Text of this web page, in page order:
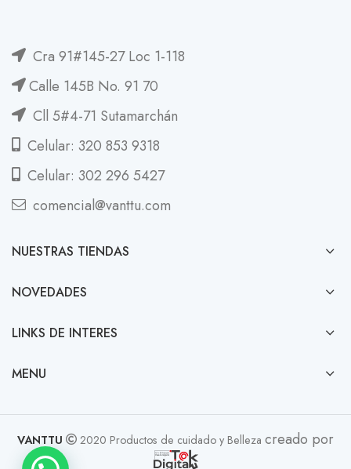
Cra 91#145-27 Loc 1-118
Calle 145B No. 91 70
Cll 5#4-71 Sutamarchán
Celular: 320 853 9318
Celular: 302 296 5427
comencial@vanttu.com
NUESTRAS TIENDAS
NOVEDADES
LINKS DE INTERES
MENU
VANTTU 2020 Productos de cuidado y Belleza creado por